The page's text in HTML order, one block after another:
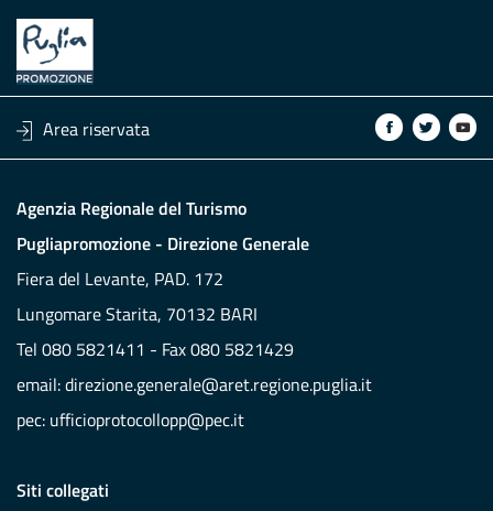
Area riservata
Agenzia Regionale del Turismo
Pugliapromozione - Direzione Generale
Fiera del Levante, PAD. 172
Lungomare Starita, 70132 BARI
Tel 080 5821411 - Fax 080 5821429
email:direzione.generale@aret.regione.puglia.it
pec: ufficioprotocollopp@pec.it
Siti collegati